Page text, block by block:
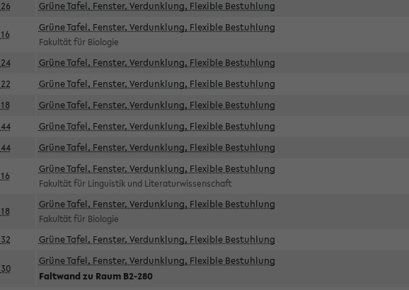
26 Grüne Tafel, Fenster, Verdunklung, Flexible Bestuhlung
16
Grüne Tafel, Fenster, Verdunklung, Flexible Bestuhlung
Fakultät für Biologie
24 Grüne Tafel, Fenster, Verdunklung, Flexible Bestuhlung
22 Grüne Tafel, Fenster, Verdunklung, Flexible Bestuhlung
18 Grüne Tafel, Fenster, Verdunklung, Flexible Bestuhlung
44 Grüne Tafel, Fenster, Verdunklung, Flexible Bestuhlung
44 Grüne Tafel, Fenster, Verdunklung, Flexible Bestuhlung
16
Grüne Tafel, Fenster, Verdunklung, Flexible Bestuhlung
Fakultät für Linguistik und Literaturwissenschaft
18
Grüne Tafel, Fenster, Verdunklung, Flexible Bestuhlung
Fakultät für Biologie
32 Grüne Tafel, Fenster, Verdunklung, Flexible Bestuhlung
30
Grüne Tafel, Fenster, Verdunklung, Flexible Bestuhlung
Faltwand zu Raum B2-280